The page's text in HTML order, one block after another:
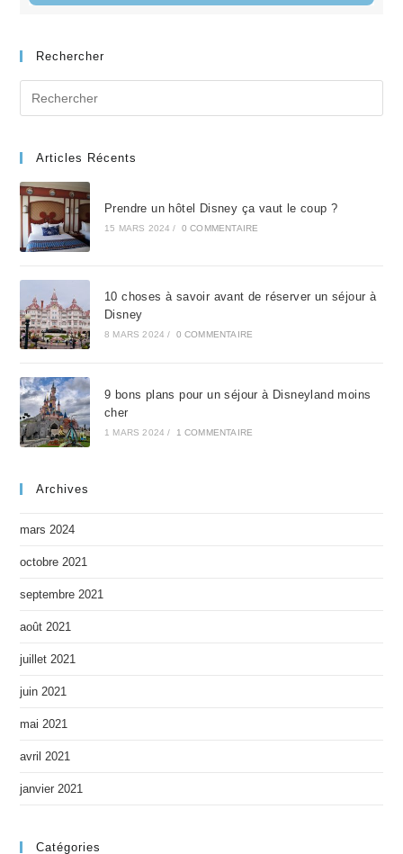
Rechercher
Search
for:
Articles Récents
Prendre un hôtel Disney ça vaut le coup ?
15 MARS 2024 / 0 COMMENTAIRE
10 choses à savoir avant de réserver un séjour à
Disney
8 MARS 2024 / 0 COMMENTAIRE
9 bons plans pour un séjour à Disneyland moins
cher
1 MARS 2024 / 1 COMMENTAIRE
Archives
mars 2024
octobre 2021
septembre 2021
août 2021
juillet 2021
juin 2021
mai 2021
avril 2021
janvier 2021
Catégories